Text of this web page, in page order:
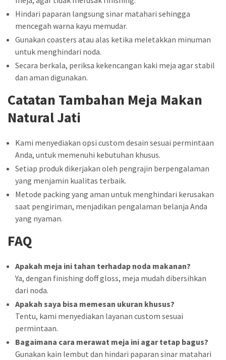
Hindari paparan langsung sinar matahari sehingga
mencegah warna kayu memudar.
Gunakan coasters atau alas ketika meletakkan minuman
untuk menghindari noda.
Secara berkala, periksa kekencangan kaki meja agar stabil
dan aman digunakan.
Catatan Tambahan Meja Makan
Natural Jati
Kami menyediakan opsi custom desain sesuai permintaan
Anda, untuk memenuhi kebutuhan khusus.
Setiap produk dikerjakan oleh pengrajin berpengalaman
yang menjamin kualitas terbaik.
Metode packing yang aman untuk menghindari kerusakan
saat pengiriman, menjadikan pengalaman belanja Anda
yang nyaman.
FAQ
Apakah meja ini tahan terhadap noda makanan?
Ya, dengan finishing doff gloss, meja mudah dibersihkan
dari noda.
Apakah saya bisa memesan ukuran khusus?
Tentu, kami menyediakan layanan custom sesuai
permintaan.
Bagaimana cara merawat meja ini agar tetap bagus?
Gunakan kain lembut dan hindari paparan sinar matahari